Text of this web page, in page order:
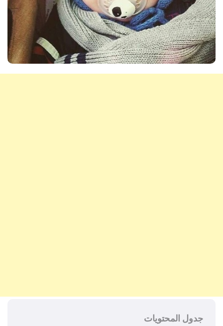
جدول المحتويات